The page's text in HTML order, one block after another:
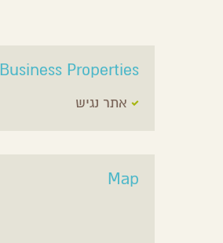
Business Properties
אתר נגיש
Map